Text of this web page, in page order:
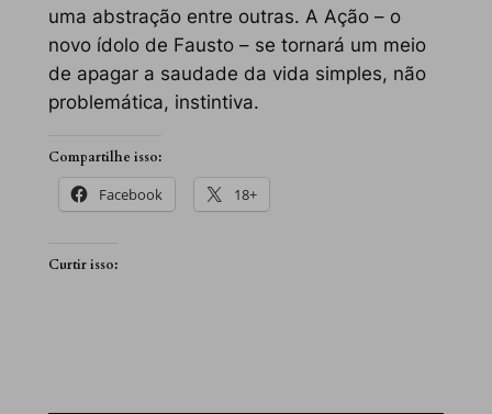
uma abstração entre outras. A Ação – o
novo ídolo de Fausto – se tornará um meio
de apagar a saudade da vida simples, não
problemática, instintiva.
Compartilhe isso:
Facebook 18+
Curtir isso: